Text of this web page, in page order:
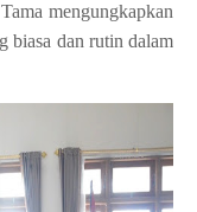
mengungkapkan
biasa dan rutin dalam